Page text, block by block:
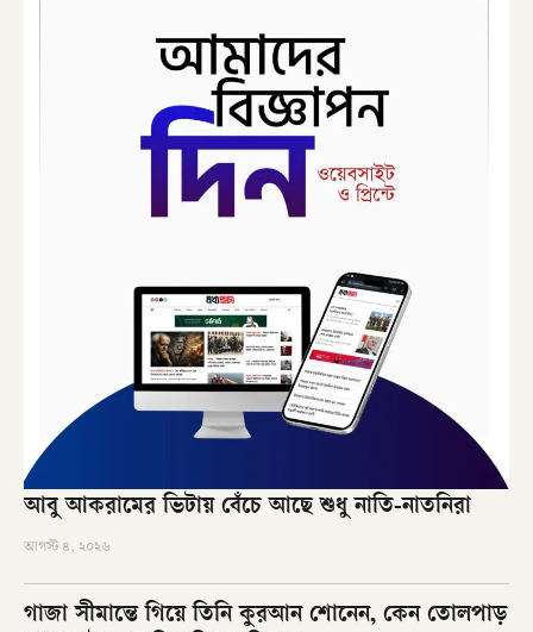
আবু আকরামের ভিটায় বেঁচে আছে শুধু নাতি-নাতনিরা
আগস্ট ৪, ২০২৬
গাজা সীমান্তে গিয়ে তিনি কুরআন শোনেন, কেন তোলপাড়